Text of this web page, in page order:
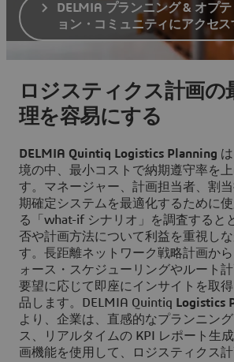
DELMIA プランニング & オプ
ョン・コミュニティにアクセス
ロジスティクス計画の
理を容易にする
DELMIA Quintiq Logistics Planning
境の中、最小コストで納期遵守率を
す。マネージャー、計画担当者、割
期確定システムを最適化するために
る「what-if シナリオ」を調査すると
否や計画方法について利益を重視し
す。長距離ネットワーク戦略計画か
ォース・スケジューリングやルート
要望に応じて即座にインサイトを取
品します。DELMIA Quintiq Logistics
より、企業は、直感的なプランニン
ス、リアルタイムの KPI レポート生
画機能を使用して、ロジスティクス